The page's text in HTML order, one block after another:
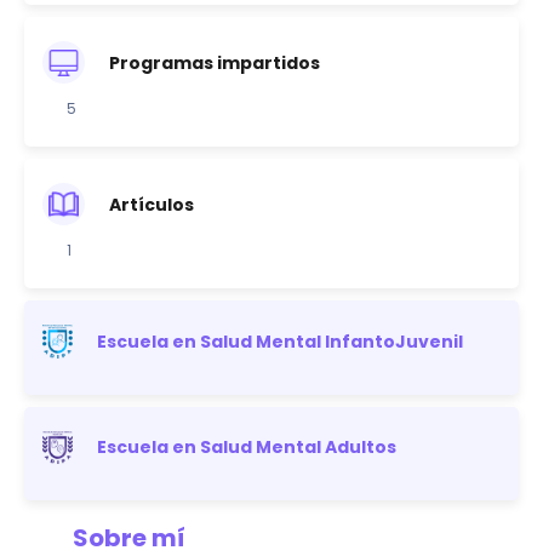
Programas impartidos
5
Artículos
1
Escuela en Salud Mental InfantoJuvenil
Escuela en Salud Mental Adultos
Sobre mí